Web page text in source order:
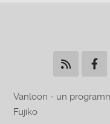
Vanloon - un
Fujiko